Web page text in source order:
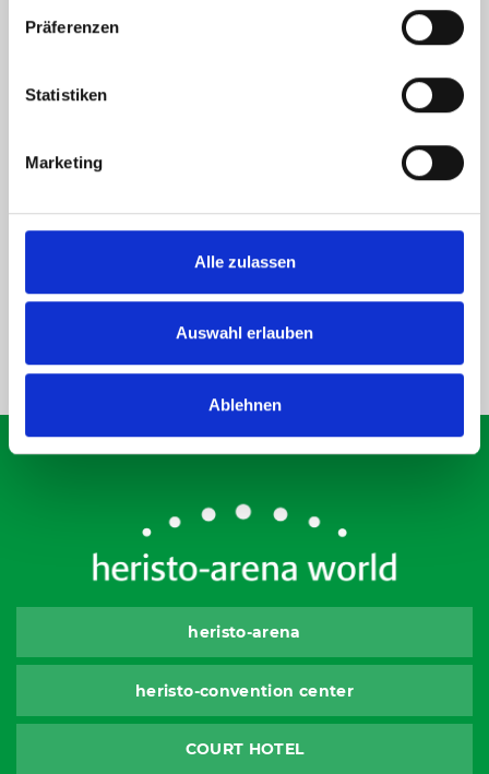
Präferenzen
Statistiken
Marketing
Alle zulassen
Auswahl erlauben
Ablehnen
heristo-arena
heristo-convention center
COURT HOTEL